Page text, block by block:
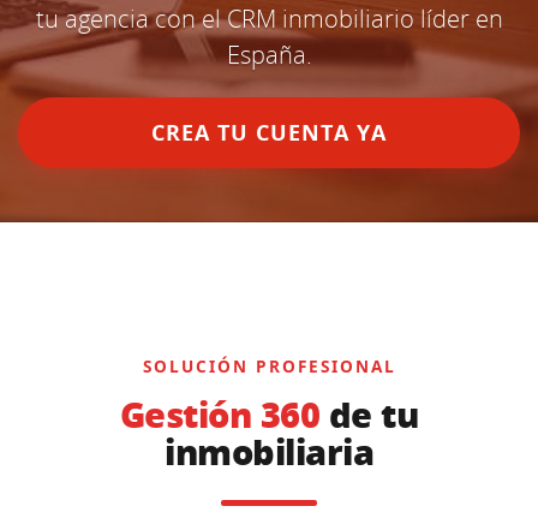
tu agencia con el CRM inmobiliario líder en
España.
CREA TU CUENTA YA
SOLUCIÓN PROFESIONAL
Gestión 360 de tu
inmobiliaria